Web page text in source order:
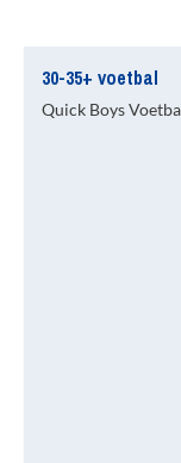
30-35+ voetbal
Quick Boys